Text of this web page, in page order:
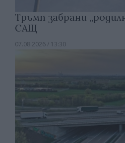
Тръмп забрани
САЩ
07.08.2026 / 13:30